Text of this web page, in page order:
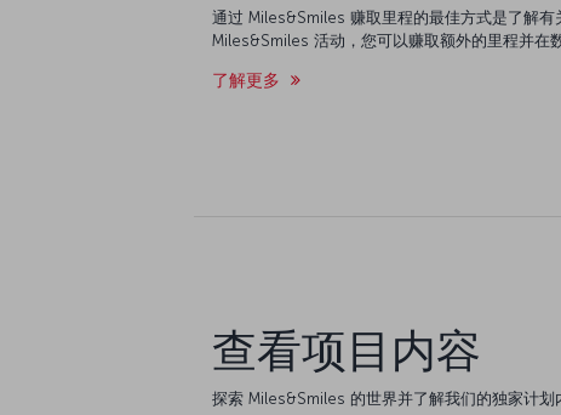
通过 Miles&Smiles 赚取里程的最佳方式是了解有
Miles&Smiles 活动，您可以赚取额外的里程并在
了解更多
查看项目内容
探索 Miles&Smiles 的世界并了解我们的独家计划